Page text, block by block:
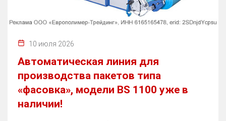
10 июля 2026
Автоматическая линия для
производства пакетов типа
«фасовка», модели BS 1100 уже в
наличии!